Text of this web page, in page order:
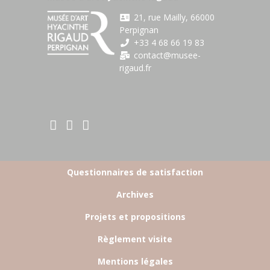
21, rue Mailly, 66000
Perpignan
+33 4 68 66 19 83
contact@musee-
rigaud.fr
BOTTOM FOOTER MENU
Questionnaires de satisfaction
Archives
Projets et propositions
Règlement visite
Mentions légales